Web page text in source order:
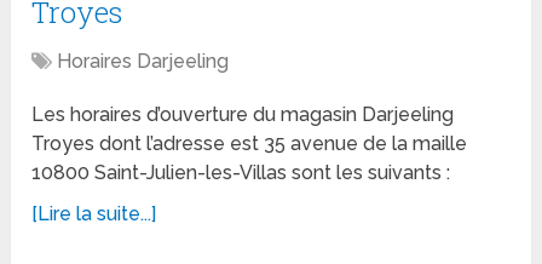
Troyes
Horaires Darjeeling
Les horaires d’ouverture du magasin Darjeeling
Troyes dont l’adresse est 35 avenue de la maille
10800 Saint-Julien-les-Villas sont les suivants :
[Lire la suite...]